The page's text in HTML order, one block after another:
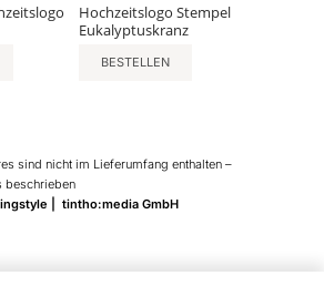
Hochzeitslogo Stempel
Eukalyptuskranz
BESTELLEN
sind nicht im Lieferumfang enthalten –
beschrieben
| tintho:media GmbH